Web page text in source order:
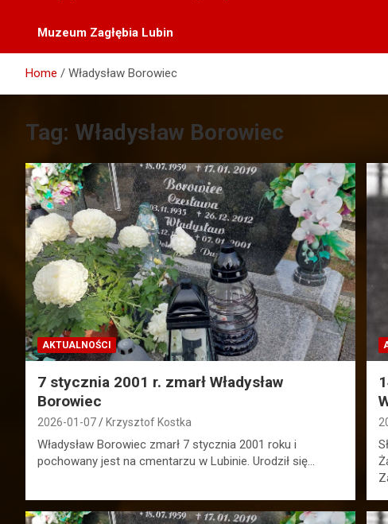
Muzeum Zagłębia Lubin
Home Władysław Borowiec
Tag: Władysław Borowiec
AKTUALNOŚCI
7 stycznia 2001 r. zmarł Władysław
Borowiec
2026-01-07 Krzysztof Kostka
Władysław Borowiec zmarł 7 stycznia 2001 roku i
pochowany jest na cmentarzu w Lubinie. Urodził się…